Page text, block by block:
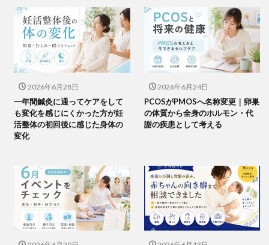
2026年6月28日
一年間鍼灸に通ってケアをして
も変化を感じにくかった方が妊
活整体の初回後に感じた身体の
変化
2026年6月24日
PCOSがPMOSへ名称変更｜卵巣
の体質から全身のホルモン・代
謝の疾患として考える